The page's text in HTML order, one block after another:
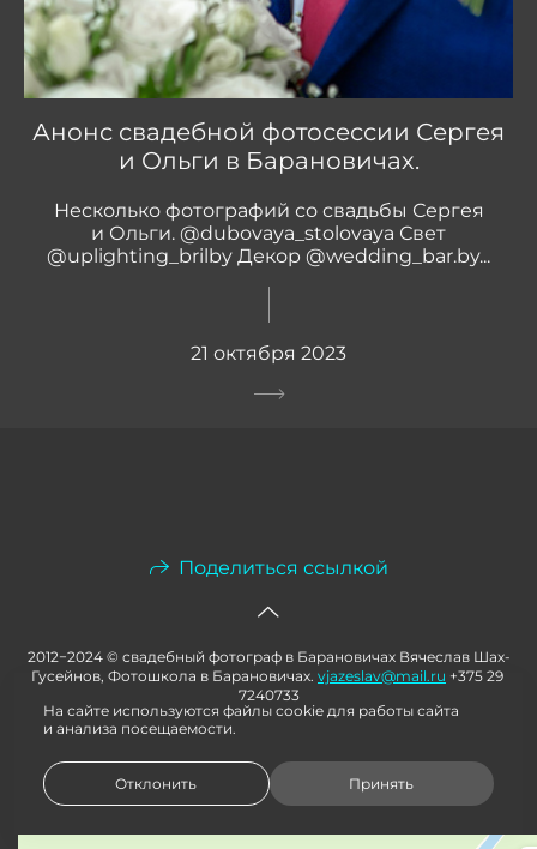
Анонс свадебной фотосессии Сергея
и Ольги в Барановичах.
Несколько фотографий со свадьбы Сергея
и Ольги. @dubovaya_stolovaya Свет
@uplighting_brilby Декор @wedding_bar.by...
21 октября 2023
Поделиться ссылкой
2012−2024 © свадебный фотограф в Барановичах Вячеслав Шах-
Гусейнов, Фотошкола в Барановичах. vjazeslav@mail.ru +375 29
7240733
На сайте используются файлы cookie для работы сайта
и анализа посещаемости.
Отклонить Принять